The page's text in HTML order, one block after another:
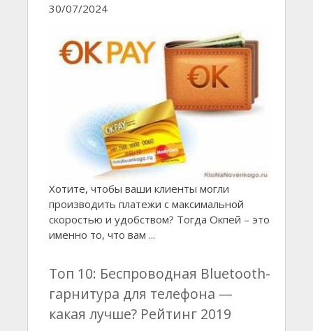
30/07/2024
Хотите, чтобы ваши клиенты могли
производить платежи с максимальной
скоростью и удобством? Тогда Окпей – это
именно то, что вам ...
Топ 10: Беспроводная Bluetooth-
гарнитура для телефона —
какая лучше? Рейтинг 2019